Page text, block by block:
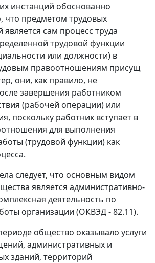
инстанций обоснованно
что предметом трудовых
сам процесс труда
трудовой функции
или должности) в
правоотношениям присущ
они, как правило, не
завершения работником
(рабочей операции) или
поскольку работник вступает в
для выполнения
(трудовой функции) как
следует, что основным видом
является административно-
деятельность по
организации (ОКВЭД - 82.11).
общество оказывало услуги
административных и
зданий, территорий